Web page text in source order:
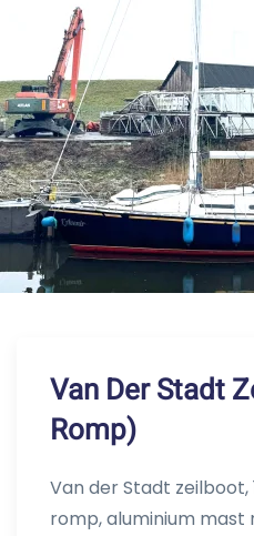
Van Der Stadt
Romp)
Van der Stadt
romp, aluminium mast